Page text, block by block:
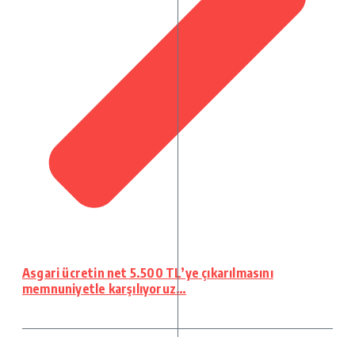
Asgari ücretin net 5.500 TL’ye çıkarılmasını
memnuniyetle karşılıyoruz…